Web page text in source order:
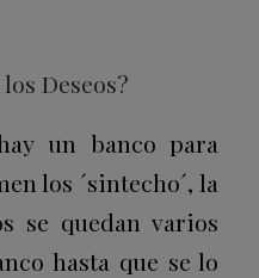
Deseos?
un banco para
los ´sintecho´, la
se quedan varios
hasta que se lo